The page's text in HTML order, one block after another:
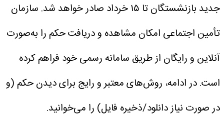
جدید بازنشستگان تا ۱۵ خرداد صادر خواهد شد.
سازمان
تأمین اجتماعی امکان مشاهده و دریافت حکم را به‌صورت
آنلاین و رایگان از طریق سامانه رسمی خود فراهم کرده
است. در ادامه، روش‌های معتبر و رایج برای دیدن حکم (و
در صورت نیاز دانلود/ذخیره فایل) را می‌خوانید.